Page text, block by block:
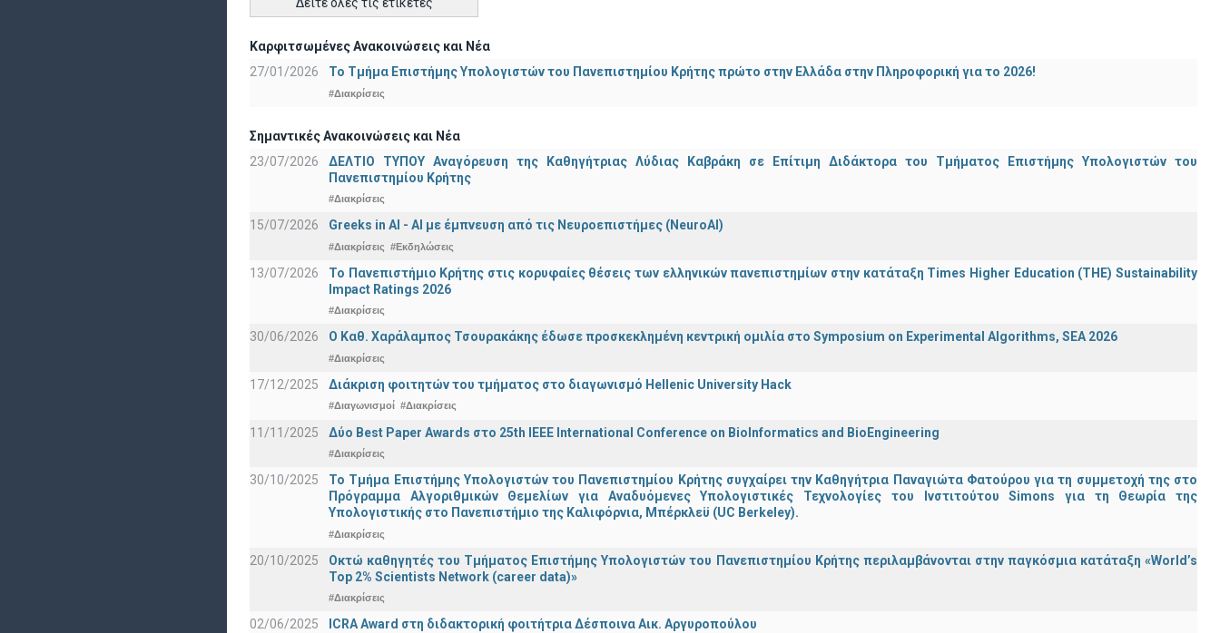
Καρφιτσωμένες Ανακοινώσεις και Νέα
27/01/2026
Το Τμήμα Επιστήμης Υπολογιστών του Πανεπιστημίου Κρήτης πρώτο στην Ελλάδα στην Πληροφορική για το 2026!
#Διακρίσεις
Σημαντικές Ανακοινώσεις και Νέα
23/07/2026
ΔΕΛΤΙΟ ΤΥΠΟΥ Αναγόρευση της Καθηγήτριας Λύδιας Καβράκη σε Επίτιμη Διδάκτορα του Τμήματος Επιστήμης Υπολογιστών του
Πανεπιστημίου Κρήτης
#Διακρίσεις
15/07/2026 Greeks in AI - ΑΙ με έμπνευση από τις Νευροεπιστήμες (NeuroAI)
#Διακρίσεις #Εκδηλώσεις
13/07/2026
Το Πανεπιστήμιο Κρήτης στις κορυφαίες θέσεις των ελληνικών πανεπιστημίων στην κατάταξη Times Higher Education (ΤΗΕ) Sustainability
Impact Ratings 2026
#Διακρίσεις
30/06/2026 Ο Καθ. Χαράλαμπος Τσουρακάκης έδωσε προσκεκλημένη κεντρική ομιλία στο Symposium on Experimental Algorithms, SEA 2026
#Διακρίσεις
17/12/2025 Διάκριση φοιτητών του τμήματος στο διαγωνισμό Hellenic University Hack
#Διαγωνισμοί #Διακρίσεις
11/11/2025 Δύο Best Paper Awards στο 25th IEEE International Conference on BioInformatics and BioEngineering
#Διακρίσεις
30/10/2025
Το Τμήμα Επιστήμης Υπολογιστών του Πανεπιστημίου Κρήτης συγχαίρει την Καθηγήτρια Παναγιώτα Φατούρου για τη συμμετοχή της στο
Πρόγραμμα Αλγοριθμικών Θεμελίων για Αναδυόμενες Υπολογιστικές Τεχνολογίες του Ινστιτούτου Simons για τη Θεωρία της
Υπολογιστικής στο Πανεπιστήμιο της Καλιφόρνια, Μπέρκλεϋ (UC Berkeley).
#Διακρίσεις
20/10/2025
Οκτώ καθηγητές του Τμήματος Επιστήμης Υπολογιστών του Πανεπιστημίου Κρήτης περιλαμβάνονται στην παγκόσμια κατάταξη «World’s
Top 2% Scientists Network (career data)»
#Διακρίσεις
02/06/2025 ICRA Award στη διδακτορική φοιτήτρια Δέσποινα Αικ. Αργυροπούλου